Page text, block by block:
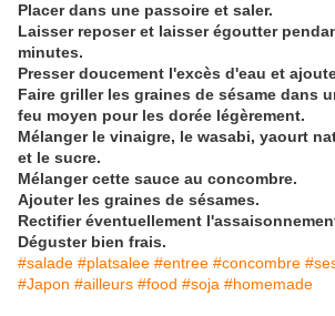
Placer dans une passoire et saler.
Laisser reposer et laisser égoutter
minutes.
Presser doucement l'excès d'eau et
Faire griller les graines de sésame dans
feu moyen pour les dorée légèrement.
Mélanger le vinaigre, le wasabi, yaourt
et le sucre.
Mélanger cette sauce au concombre.
Ajouter les graines de sésames.
Rectifier éventuellement
Déguster bien frais.
#salade #platsalee #entree #concombre
#Japon #ailleurs #food #soja #homemade